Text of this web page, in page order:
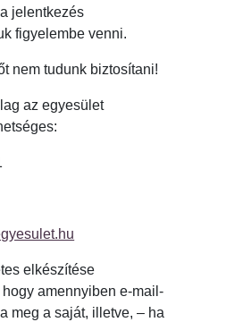
jelentkezés
figyelembe venni.
nem tudunk biztosítani!
az egyesület
elkészítése
amennyiben e-mail-
meg a saját, illetve, – ha